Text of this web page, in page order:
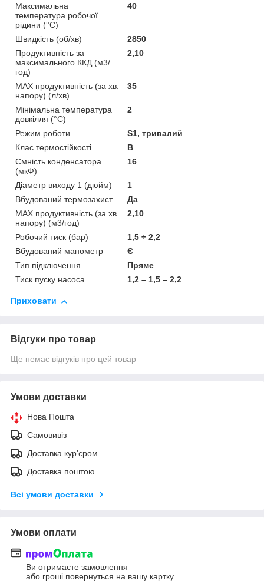
Максимальна
температура робочої
рідини (°C)
40
Швидкість (об/хв)
2850
Продуктивність за
максимального ККД (м3/
год)
2,10
MAX продуктивність (за хв.
напору) (л/хв)
35
Мінімальна температура
довкілля (°C)
2
Режим роботи
S1, тривалий
Клас термостійкості
B
Ємність конденсатора
(мкФ)
16
Діаметр виходу 1 (дюйм)
1
Вбудований термозахист
Да
MAX продуктивність (за хв.
напору) (м3/год)
2,10
Робочий тиск (бар)
1,5 ÷ 2,2
Вбудований манометр
Є
Тип підключення
Пряме
Тиск пуску насоса
1,2 – 1,5 – 2,2
Приховати
Відгуки про товар
Ще немає відгуків про цей товар
Умови доставки
Нова Пошта
Самовивіз
Доставка кур'єром
Доставка поштою
Всі умови доставки
Умови оплати
Ви отримаєте замовлення
або гроші повернуться на вашу картку